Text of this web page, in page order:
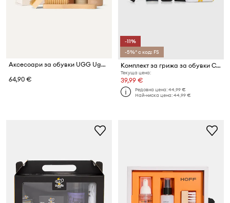
Аксесоари за обувки UGG Ugg Care Kit
64,90 €
-11%
-5%* с код: FS
Комплект за грижа за обувки Crep Protect
Текуща цена:
39,99 €
Редовна цена:44,99 €
Най-ниска цена:44,99 €